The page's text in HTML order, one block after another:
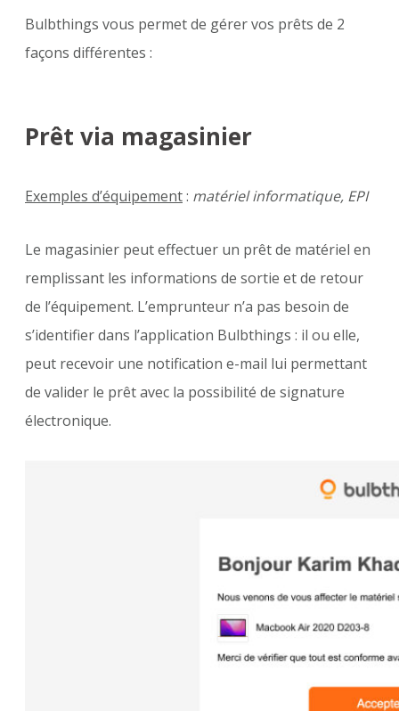
Bulbthings vous permet de gérer vos prêts de 2
façons différentes :
Prêt via magasinier
Exemples d’équipement: matériel informatique, EPI
Le magasinier peut effectuer un prêt de matériel en
remplissant les informations de sortie et de retour
de l’équipement. L’emprunteur n’a pas besoin de
s’identifier dans l’application Bulbthings : il ou elle,
peut recevoir une notification e-mail lui permettant
de valider le prêt avec la possibilité de signature
électronique.